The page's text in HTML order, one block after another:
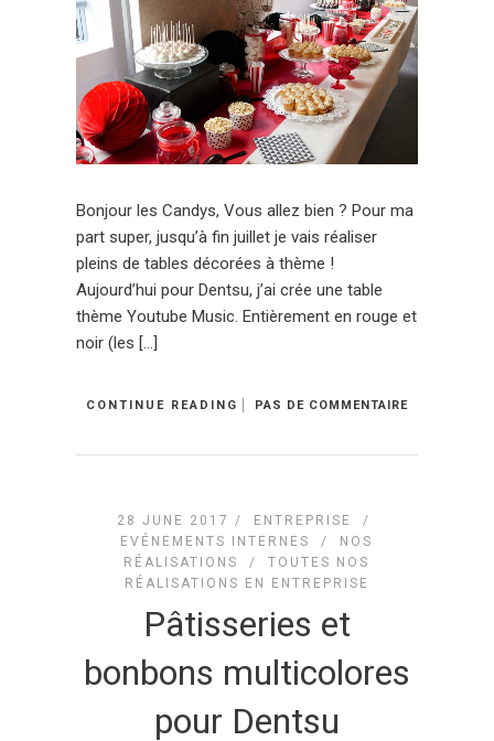
Bonjour les Candys, Vous allez bien ? Pour ma
part super, jusqu’à fin juillet je vais réaliser
pleins de tables décorées à thème !
Aujourd’hui pour Dentsu, j’ai crée une table
thème Youtube Music. Entièrement en rouge et
noir (les […]
CONTINUE READING PAS DE COMMENTAIRE
28 JUNE 2017 / ENTREPRISE
/
EVÉNEMENTS INTERNES
/ NOS
RÉALISATIONS
/TOUTES NOS
RÉALISATIONS EN ENTREPRISE
Pâtisseries et
bonbons multicolores
pour Dentsu